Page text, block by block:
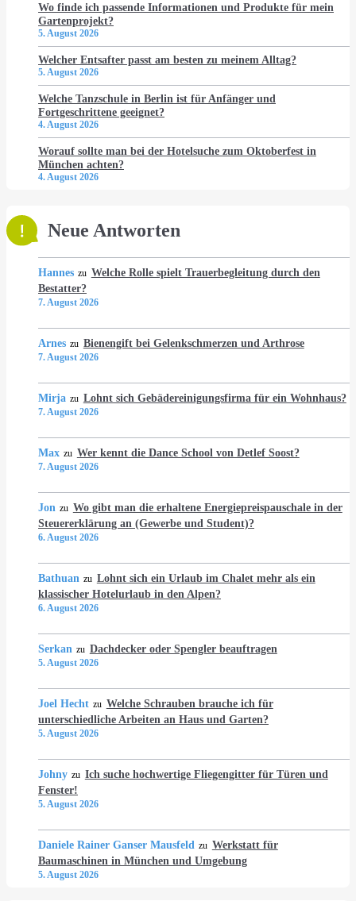
Wo finde ich passende Informationen und Produkte für mein
Gartenprojekt?
5. August 2026
Welcher Entsafter passt am besten zu meinem Alltag?
5. August 2026
Welche Tanzschule in Berlin ist für Anfänger und
Fortgeschrittene geeignet?
4. August 2026
Worauf sollte man bei der Hotelsuche zum Oktoberfest in
München achten?
4. August 2026
Neue Antworten
Hannes zu Welche Rolle spielt Trauerbegleitung durch den
Bestatter?
7. August 2026
Arnes zu Bienengift bei Gelenkschmerzen und Arthrose
7. August 2026
Mirja zu Lohnt sich Gebädereinigungsfirma für ein Wohnhaus?
7. August 2026
Max zu Wer kennt die Dance School von Detlef Soost?
7. August 2026
Jon zu Wo gibt man die erhaltene Energiepreispauschale in der
Steuererklärung an (Gewerbe und Student)?
6. August 2026
Bathuan zu Lohnt sich ein Urlaub im Chalet mehr als ein
klassischer Hotelurlaub in den Alpen?
6. August 2026
Serkan zu Dachdecker oder Spengler beauftragen
5. August 2026
Joel Hecht zu Welche Schrauben brauche ich für
unterschiedliche Arbeiten an Haus und Garten?
5. August 2026
Johny zu Ich suche hochwertige Fliegengitter für Türen und
Fenster!
5. August 2026
Daniele Rainer Ganser Mausfeld zu Werkstatt für
Baumaschinen in München und Umgebung
5. August 2026